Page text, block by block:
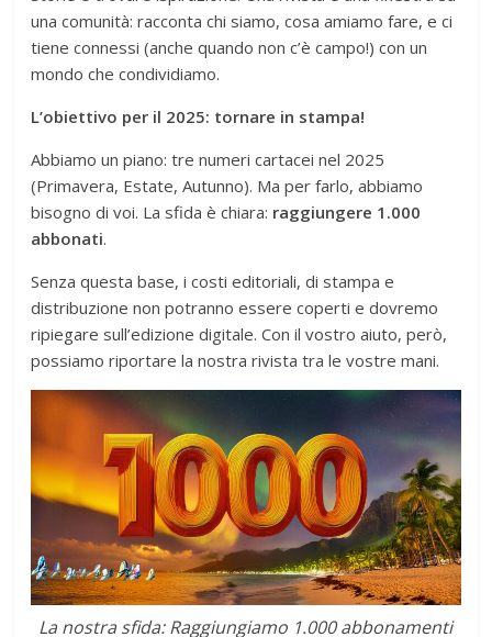
una comunità: racconta chi siamo, cosa amiamo fare, e ci
tiene connessi (anche quando non c’è campo!) con un
mondo che condividiamo.
L’obiettivo per il 2025: tornare in stampa!
Abbiamo un piano: tre numeri cartacei nel 2025
(Primavera, Estate, Autunno). Ma per farlo, abbiamo
bisogno di voi. La sfida è chiara: raggiungere 1.000
abbonati.
Senza questa base, i costi editoriali, di stampa e
distribuzione non potranno essere coperti e dovremo
ripiegare sull’edizione digitale. Con il vostro aiuto, però,
possiamo riportare la nostra rivista tra le vostre mani.
La nostra sfida: Raggiungiamo 1.000 abbonamenti